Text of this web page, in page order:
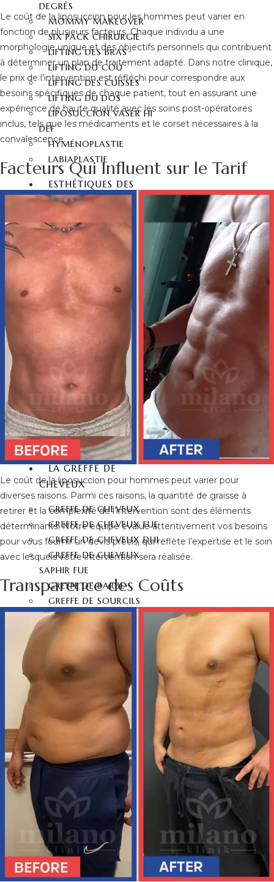
DEGRÉS
MOMMY MAKEOVER
SIX PACK CHIRURGIE
LIFTING DES BRAS
LIFTING DU COU
LIFTING DES CUISSES
LIFTING DU DOS
LIPOSUCCION VASER HI
DEF
HYMÉNOPLASTIE
LABIAPLASTIE
ESTHÉTIQUES DES
FESSES
LIFTING FESSIER – BBL
CHIRURGIE FESSIER
INJECTION FESSIER
ESTHÉTIQUE
DENTAIRE
HOLLYWOOD SMILE
COURONNE ZIRCONE
FACETTE DENTAIRE
STRATIFIÉ
DENT EN PORCELAINE
FACETTES DENTAIRES
IMPLANT DENTAIRE
BLANCHISSEMENT
DENTAIRE
LA GREFFE DE
CHEVEUX
GREFFE DE CHEVEUX
GREFFE DE CHEVEUX FUE
GREFFE DE CHEVEUX DHI
GREFFE DE CHEVEUX
SAPHIR FUE
GREFFE DE BARBE
GREFFE DE SOURCILS
CONTACT
TÜRKÇE( TURC )
ENGLISH( ANGLAIS)
(ALLEMAND
ITALIANO(ITALIEN
ESPAÑOL
ESPAGNOL
RUSSE )
X
Le coût de la liposuccion pour les hommes peut varier en
fonction de plusieurs facteurs. Chaque individu a une
morphologie unique et des objectifs personnels qui contribuent
à déterminer un plan de traitement adapté. Dans notre clinique,
le prix de l’intervention est réfléchi pour correspondre aux
besoins spécifiques de chaque patient, tout en assurant une
expérience de haute qualité avec les soins post-opératoires
inclus, tels que les médicaments et le corset nécessaires à la
convalescence.
Facteurs Qui Influent sur le Tarif
Le coût de la liposuccion pour hommes peut varier pour
diverses raisons. Parmi ces raisons, la quantité de graisse à
retirer et la complexité de l’intervention sont des éléments
déterminants. Notre équipe évalue attentivement vos besoins
pour vous fournir un devis précis, qui reflète l’expertise et le soin
avec lesquels votre intervention sera réalisée.
Transparence des Coûts